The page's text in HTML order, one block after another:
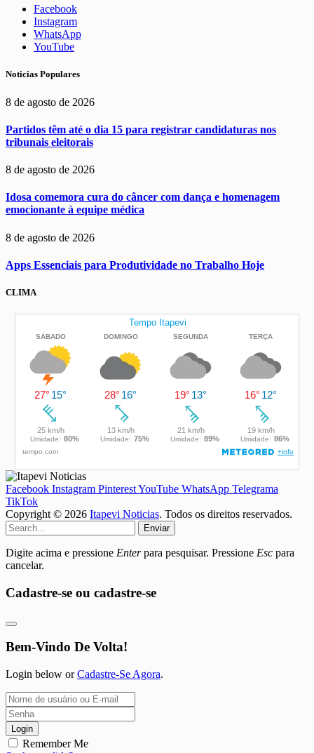
Facebook
Instagram
WhatsApp
YouTube
Noticias Populares
8 de agosto de 2026
Partidos têm até o dia 15 para registrar candidaturas nos
tribunais eleitorais
8 de agosto de 2026
Idosa comemora cura do câncer com dança e homenagem
emocionante à equipe médica
8 de agosto de 2026
Apps Essenciais para Produtividade no Trabalho Hoje
CLIMA
Facebook Instagram PinterestYouTube WhatsApp Telegrama
TikTok
Copyright © 2026 Itapevi Noticias. Todos os direitos reservados.
Enviar
Digite acima e pressione Enterpara pesquisar. Pressione Esc para
cancelar.
Cadastre-se ou cadastre-se
Bem-Vindo De Volta!
Login below orCadastre-Se Agora.
Login
Remember Me